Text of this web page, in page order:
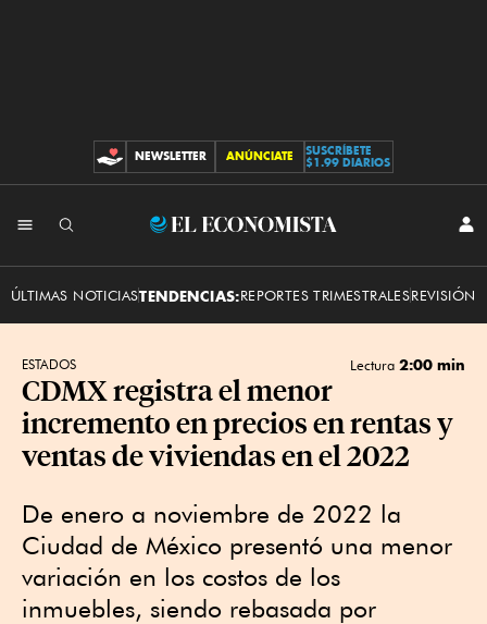
CONTRIBUCIONES
NEWSLETTER ANÚNCIATE
SUSCRÍBETE
$1.99 DIARIOS
El
ÚLTIMAS NOTICIASTENDENCIAS:REPORTES TRIMESTRALESREVISIÓN
ESTADOS Lectura 2:00 min
CDMX registra el menor
incremento en precios en rentas y
ventas de viviendas en el 2022
De enero a noviembre de 2022 la
Ciudad de México presentó una menor
variación en los costos de los
inmuebles, siendo rebasada por